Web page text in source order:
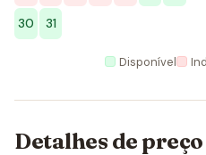
30 31
Disponível
Detalhes de preço